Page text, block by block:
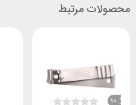
محصولات مرتبط
10